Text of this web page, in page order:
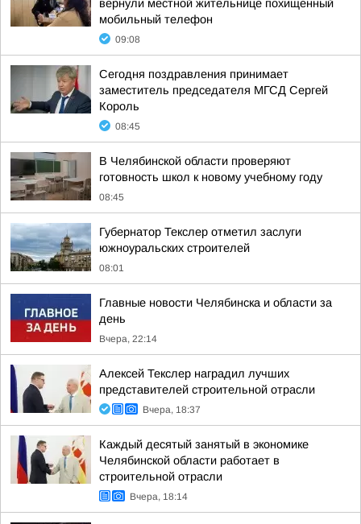
вернули местной жительнице похищенный
мобильный телефон
09:08
Сегодня поздравления принимает
заместитель председателя МГСД Сергей
Король
08:45
В Челябинской области проверяют
готовность школ к новому учебному году
08:45
Губернатор Текслер отметил заслуги
южноуральских строителей
08:01
Главные новости Челябинска и области за
день
Вчера, 22:14
Алексей Текслер наградил лучших
представителей строительной отрасли
Вчера, 18:37
Каждый десятый занятый в экономике
Челябинской области работает в
строительной отрасли
Вчера, 18:14